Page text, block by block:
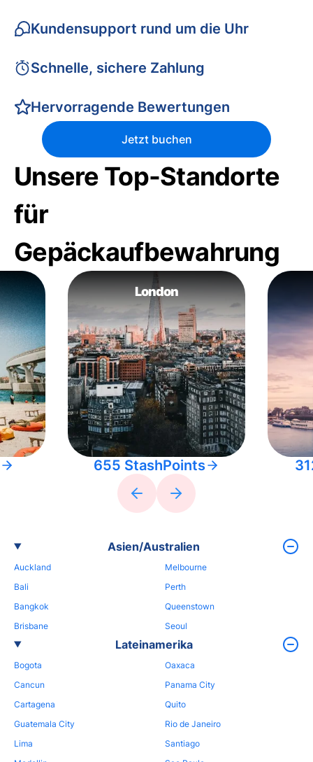
Kundensupport rund um die Uhr
Schnelle, sichere Zahlung
Hervorragende Bewertungen
Jetzt buchen
Unsere Top-Standorte
für
Gepäckaufbewahrung
London
655 StashPoints
Asien/Australien
Auckland
Bali
Bangkok
Brisbane
Melbourne
Perth
Queenstown
Seoul
Lateinamerika
Bogota
Cancun
Cartagena
Guatemala City
Lima
Oaxaca
Panama City
Quito
Rio de Janeiro
Santiago